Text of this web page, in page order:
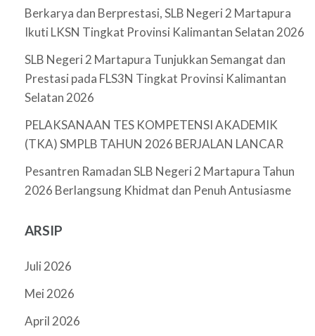
Berkarya dan Berprestasi, SLB Negeri 2 Martapura
Ikuti LKSN Tingkat Provinsi Kalimantan Selatan 2026
SLB Negeri 2 Martapura Tunjukkan Semangat dan
Prestasi pada FLS3N Tingkat Provinsi Kalimantan
Selatan 2026
PELAKSANAAN TES KOMPETENSI AKADEMIK
(TKA) SMPLB TAHUN 2026 BERJALAN LANCAR
Pesantren Ramadan SLB Negeri 2 Martapura Tahun
2026 Berlangsung Khidmat dan Penuh Antusiasme
ARSIP
Juli 2026
Mei 2026
April 2026